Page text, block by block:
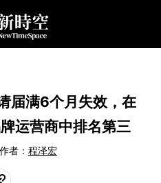
届满6个月失效，在
运营商中排名第三
者： 程泽宏